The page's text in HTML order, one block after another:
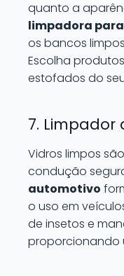
quanto a
limpadora
os bancos
Escolha
estofados do
7. Limpador
Vidros limpos
condução
automotivo
o uso em
de insetos e
proporcionando